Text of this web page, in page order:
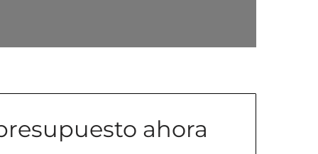
ahora